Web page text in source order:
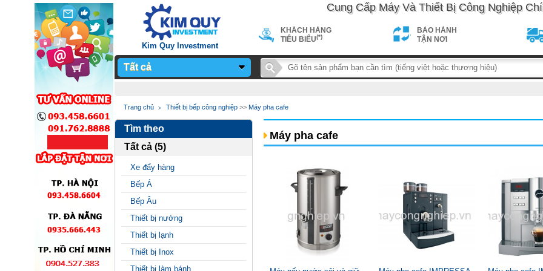
Cung Cấp Máy Và Thiết Bị Công Nghiệp
Kim Quy Investment
KHÁCH HÀNG
TIÊU BIỂU(*)
BẢO HÀNH
TẬN NƠI
Tất cả
Notice : Undefined
variable: page_title in
/home/sieuthimay/domains/sieuthimaycongnghiep.vn/public_html/template_cache/
on line 24
Trang chủ Thiết bị bếp công nghiệp >> Máy pha cafe
Tìm theo
Tất cả (5)
Xe đẩy hàng
Bếp Á
Bếp Âu
Thiết bị nướng
Thiết bị lạnh
Thiết bị Inox
Thiết bị làm bánh
Máy pha cafe